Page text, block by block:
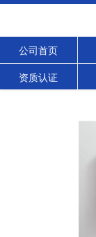
公司首页
资质认证